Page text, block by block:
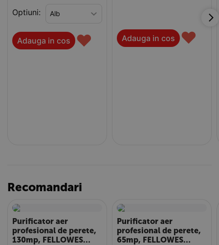
Optiuni:
Adauga in cos ♥ Adauga in cos ♥
Recomandari
Purificator aer
profesional de perete,
130mp, FELLOWES
Purificator aer
profesional de perete,
65mp, FELLOWES